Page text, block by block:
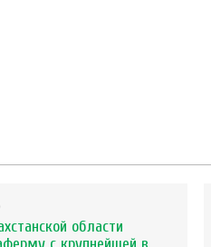
области